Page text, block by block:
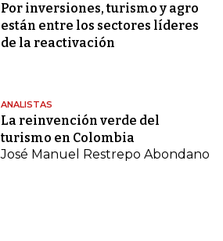
Por inversiones, turismo y agro
están entre los sectores líderes
de la reactivación
ANALISTAS
La reinvención verde del
turismo en Colombia
José Manuel Restrepo Abondano